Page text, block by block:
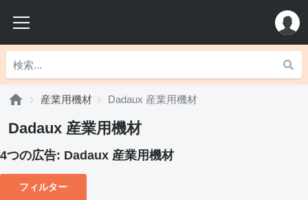
産業用機材 Dadaux 産業用機材
Dadaux 産業用機材
4つの広告: Dadaux 産業用機材
フィルター